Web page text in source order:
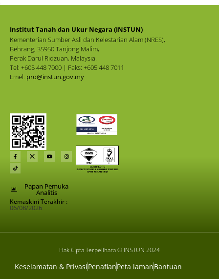
Institut Tanah dan Ukur Negara (INSTUN)
Kementerian Sumber Asli dan Kelestarian Alam (NRES),
Behrang, 35950 Tanjong Malim,
Perak Darul Ridzuan, Malaysia.
Tel: +605 448 7000 | Faks: +605 448 7011
Emel: pro@instun.gov.my
Papan Pemuka
Analitis
Kemaskini Terakhir :
06/08/2026
Hak Cipta Terpelihara © INSTUN 2024
Keselamatan & PrivasiPenafianPeta lamanBantuan